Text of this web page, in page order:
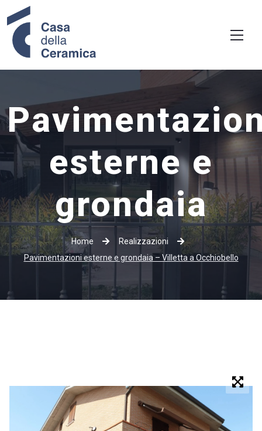
esterne e
grondaia
Home
Realizzazioni
Pavimentazioni esterne e grondaia – Villetta a Occhiobello